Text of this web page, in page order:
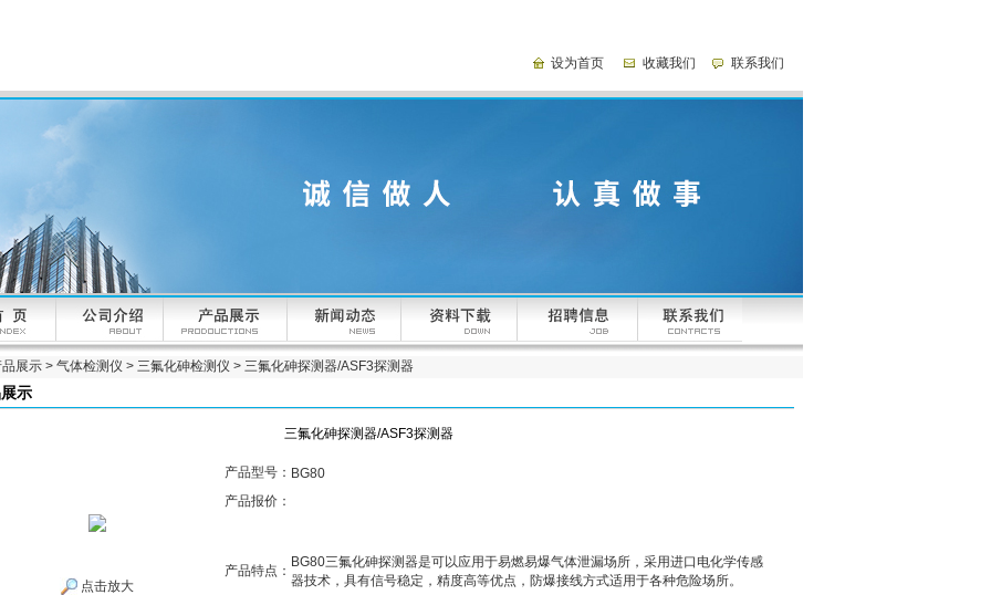
设为首页 收藏我们 联系我们
展示 > 气体检测仪 > 三氟化砷检测仪 > 三氟化砷探测器/ASF3探测器
示
三氟化砷探测器/ASF3探测器
点击放大
产品型号： BG80
产品报价：
产品特点：
BG80三氟化砷探测器是可以应用于易燃易爆气体泄漏场所，采用进口电化学传感
器技术，具有信号稳定，精度高等优点，防爆接线方式适用于各种危险场所。